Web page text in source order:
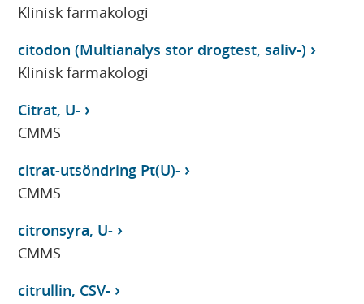
Klinisk farmakologi
citodon (Multianalys stor drogtest, saliv-)
Klinisk farmakologi
Citrat, U-
CMMS
citrat-utsöndring Pt(U)-
CMMS
citronsyra, U-
CMMS
citrullin, CSV-